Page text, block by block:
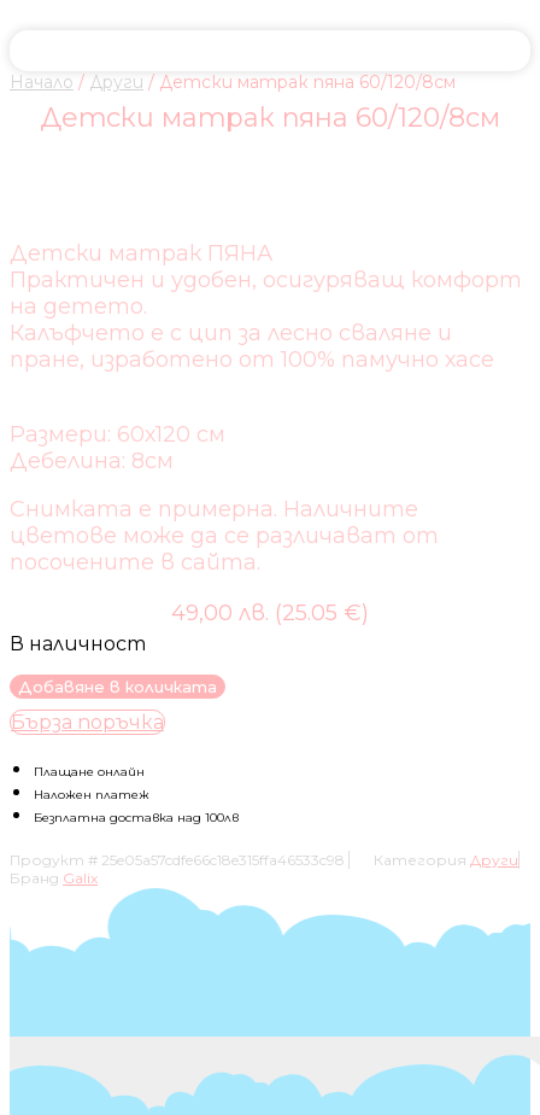
Начало / Други / Детски матрак пяна 60/120/8см
Детски матрак пяна 60/120/8см
Детски матрак ПЯНА
Практичен и удобен, осигуряващ комфорт
на детето.
Калъфчето е с цип за лесно сваляне и
пране, изработено от 100% памучно хасе
Размери: 60х120 см
Дебелина: 8см
Снимката е примерна. Наличните
цветове може да се различават от
посочените в сайта.
49,00 лв. (25.05 €)
В наличност
количество
за
Детски
пяна
60/120/8см
Добавяне в количката
Бърза поръчка
Плащане онлайн
Наложен платеж
Безплатна доставка над 100лв
Продукт # 25e05a57cdfe66c18e315ffa46533c98 Категория Други
Бранд Galix